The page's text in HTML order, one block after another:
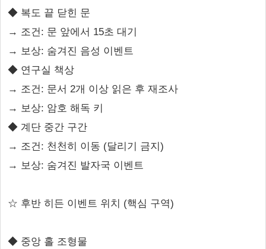
◆ 복도 끝 닫힌 문
→ 조건: 문 앞에서 15초 대기
→ 보상: 숨겨진 음성 이벤트
◆ 연구실 책상
→ 조건: 문서 2개 이상 읽은 후 재조사
→ 보상: 암호 해독 키
◆ 계단 중간 구간
→ 조건: 천천히 이동 (달리기 금지)
→ 보상: 숨겨진 발자국 이벤트
☆ 후반 히든 이벤트 위치 (핵심 구역)
◆ 중앙 홀 조형물